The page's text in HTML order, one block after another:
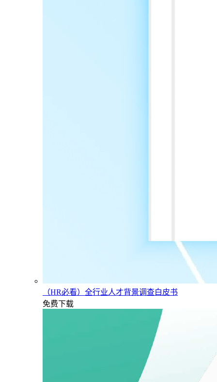
（HR必看）全行业人才背景调查白皮书
免费下载